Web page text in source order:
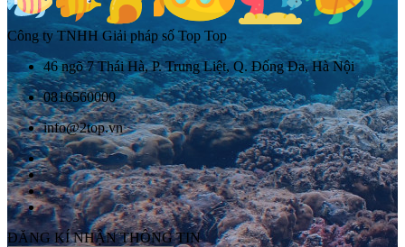
Công ty TNHH Giải pháp số Top Top
46 ngõ 7 Thái Hà, P. Trung Liệt, Q. Đống Đa, Hà Nội
0816560000
info@2top.vn
ĐĂNG KÍ NHẬN THÔNG TIN